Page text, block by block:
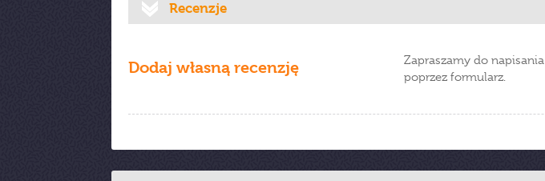
Recenzje
Dodaj własną recenzję
Zapraszamy do
poprzez formularz.